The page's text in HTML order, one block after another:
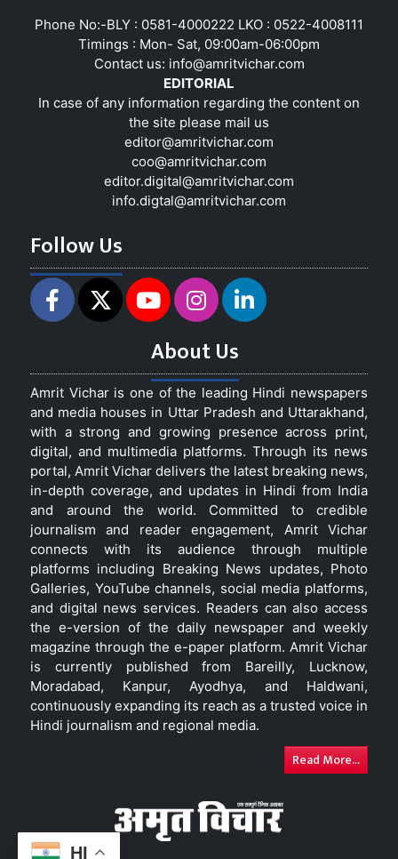
HI
Phone No:-BLY : 0581-4000222 LKO : 0522-4008111
Timings : Mon- Sat, 09:00am-06:00pm
Contact us: info@amritvichar.com
EDITORIAL
In case of any information regarding the content on
the site please mail us
editor@amritvichar.com
coo@amritvichar.com
editor.digital@amritvichar.com
info.digtal@amritvichar.com
Follow Us
About Us
Amrit Vichar is one of the leading Hindi newspapers
and media houses in Uttar Pradesh and Uttarakhand,
with a strong and growing presence across print,
digital, and multimedia platforms. Through its news
portal, Amrit Vichar delivers the latest breaking news,
in-depth coverage, and updates in Hindi from India
and around the world. Committed to credible
journalism and reader engagement, Amrit Vichar
connects with its audience through multiple
platforms including Breaking News updates, Photo
Galleries, YouTube channels, social media platforms,
and digital news services. Readers can also access
the e-version of the daily newspaper and weekly
magazine through the e-paper platform. Amrit Vichar
is currently published from Bareilly, Lucknow,
Moradabad, Kanpur, Ayodhya, and Haldwani,
continuously expanding its reach as a trusted voice in
Hindi journalism and regional media.
Read More...